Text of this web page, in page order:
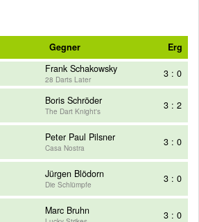
Gegner Erg
Frank Schakowsky
28 Darts Later 3 : 0
Boris Schröder
The Dart Knight's 3 : 2
Peter Paul Pilsner
Casa Nostra 3 : 0
Jürgen Blödorn
Die Schlümpfe 3 : 0
Marc Bruhn 3 : 0